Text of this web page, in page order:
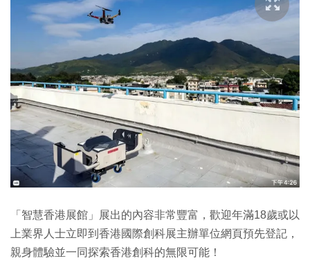
「智慧香港展館」展出的內容非常豐富，歡迎年滿18歲或以
上業界人士立即到香港國際創科展主辦單位網頁預先登記，
親身體驗並一同探索香港創科的無限可能！